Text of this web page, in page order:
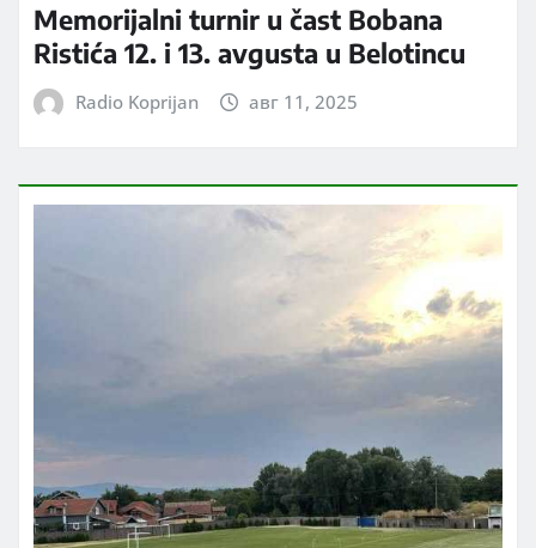
Memorijalni turnir u čast Bobana
Ristića 12. i 13. avgusta u Belotincu
Radio Koprijan авг 11, 2025